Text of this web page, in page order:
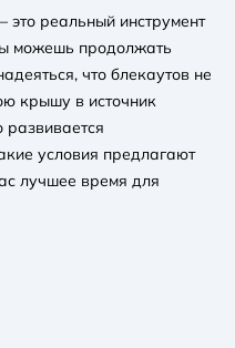
это реальный инструмент
можешь продолжать
что блекаутов не
крышу в источник
развивается
условия предлагают
лучшее время для